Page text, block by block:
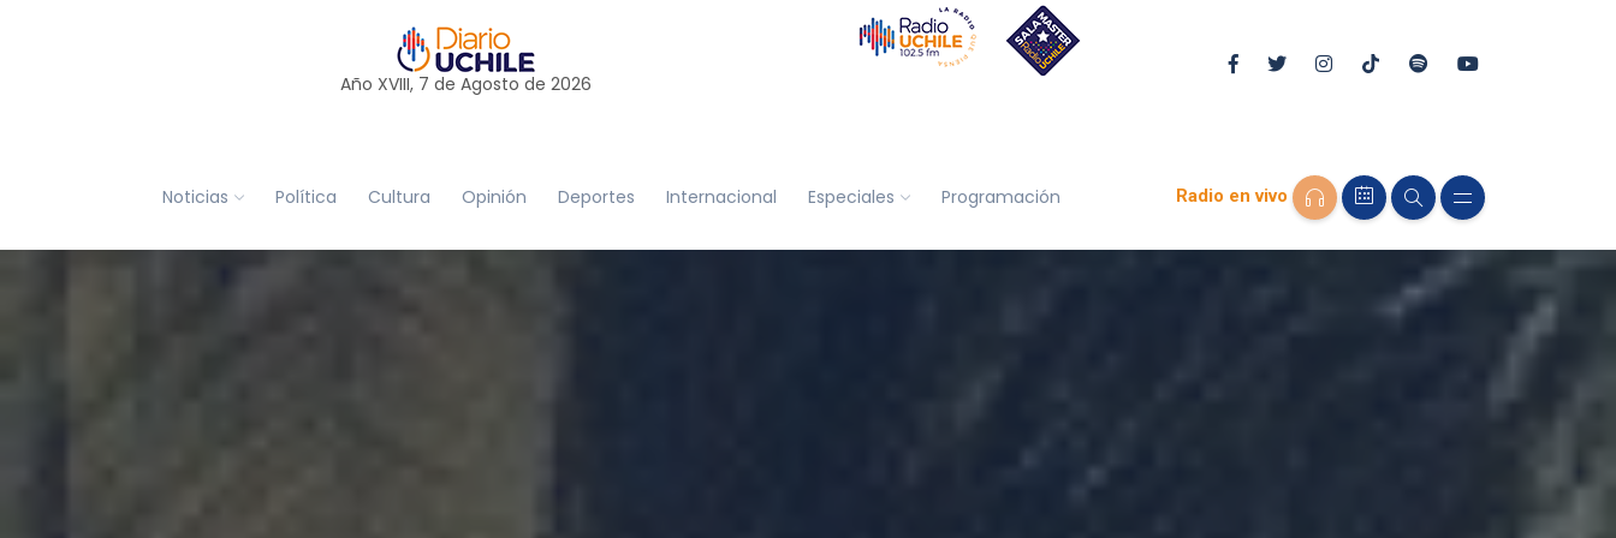
Año XVIII, 7 de Agosto de 2026
Noticias Política Cultura Opinión Deportes Internacional Especiales Programación Radio en vivo